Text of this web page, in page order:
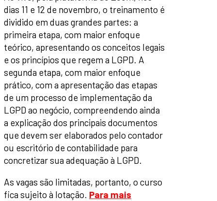
dias 11 e 12 de novembro, o treinamento é
dividido em duas grandes partes: a
primeira etapa, com maior enfoque
teórico, apresentando os conceitos legais
e os princípios que regem a LGPD. A
segunda etapa, com maior enfoque
prático, com a apresentação das etapas
de um processo de implementação da
LGPD ao negócio, compreendendo ainda
a explicação dos principais documentos
que devem ser elaborados pelo contador
ou escritório de contabilidade para
concretizar sua adequação à LGPD.
As vagas são limitadas, portanto, o curso
fica sujeito à lotação. Para mais